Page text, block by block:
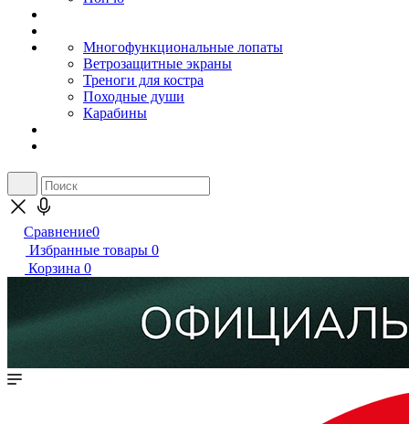
Многофункциональные лопаты
Ветрозащитные экраны
Треноги для костра
Походные души
Карабины
Сравнение0
Избранные товары 0
Корзина 0